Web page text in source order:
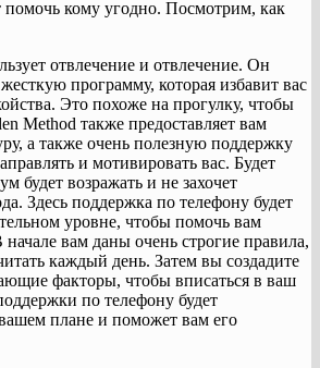
помочь кому угодно. Посмотрим, как
отвлечение и отвлечение. Он
программу, которая избавит вас
Это похоже на прогулку, чтобы
Method также предоставляет вам
а также очень полезную поддержку
и мотивировать вас. Будет
будет возражать и не захочет
Здесь поддержка по телефону будет
уровне, чтобы помочь вам
вам даны очень строгие правила,
каждый день. Затем вы создадите
факторы, чтобы вписаться в ваш
по телефону будет
плане и поможет вам его